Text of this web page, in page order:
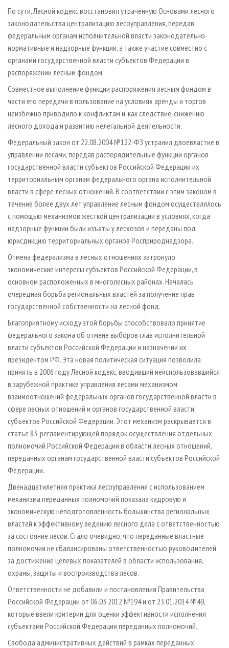
По сути, Лесной кодекс восстановил утраченную Основами лесного
законодательства централизацию лесоуправления, передав
федеральным органам исполнительной власти законодательно-
нормативные и надзорные функции, а также участие совместно с
органами государственной власти субъектов Федерации в
распоряжении лесным фондом.
Совместное выполнение функции распоряжения лесным фондом в
части его передачи в пользование на условиях аренды и торгов
неизбежно приводило к конфликтам и, как следствие, снижению
лесного дохода и развитию нелегальной деятельности.
Федеральный закон от 22.08.2004 №122-ФЗ устранил двоевластие в
управлении лесами, передав распорядительные функции органов
государственной власти субъектов Российской Федерации их
территориальным органам федерального органа исполнительной
власти в сфере лесных отношений. В соответствии с этим законом в
течение более двух лет управление лесным фондом осуществлялось
с помощью механизмов жесткой централизации в условиях, когда
надзорные функции были изъяты у лесхозов и переданы под
юрисдикцию территориальных органов Росприроднадзора.
Отмена федерализма в лесных отношениях затронуло
экономические интересы субъектов Российской Федерации, в
основном расположенных в многолесных районах. Началась
очередная борьба региональных властей за получение прав
государственной собственности на лесной фонд.
Благоприятному исходу этой борьбы способствовало принятие
федерального закона об отмене выборов глав исполнительной
власти субъектов Российской Федерации и назначении их
президентом РФ. Эта новая политическая ситуация позволила
принять в 2006 году Лесной кодекс, вводивший неиспользовавшийся
в зарубежной практике управления лесами механизмом
взаимоотношений федеральных органов государственной власти в
сфере лесных отношений и органов государственной власти
субъектов Российской Федерации. Этот механизм раскрывается в
статье 83, регламентирующей порядок осуществления отдельных
полномочий Российской Федерации в области лесных отношений,
переданных органам государственной власти субъектов Российской
Федерации.
Двенадцатилетняя практика лесоуправления с использованием
механизма переданных полномочий показала кадровую и
экономическую неподготовленность большинства региональных
властей к эффективному ведению лесного дела с ответственностью
за состояние лесов. Стало очевидно, что переданные властные
полномочия не сбалансированы ответственностью руководителей
за достижение целевых показателей в области использования,
охраны, защиты и воспроизводства лесов.
Ответственности не добавили и постановления Правительства
Российской Федерации от 06.03.2012 №194 и от 23.01.2014 №49,
которые ввели критерии для оценки эффективности исполнения
субъектами Российской Федерации переданных полномочий.
Свобода административных действий в рамках переданных